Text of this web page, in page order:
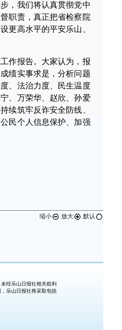
，我们将认真贯彻党中
职责，真正把省检察院
更高水平的平安乐山、
作报告。大家认为，报
绩实事求是，分析问题
、法治力度、民生温度
、万荣华、赵欣、孙爱
续筑牢反诈安全防线、
民个人信息保护、加强
缩小 放大 默认
经乐山日报社相关权利
乐山日报社将采取包括